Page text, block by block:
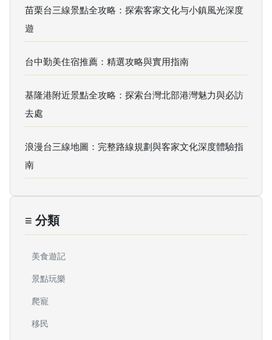
苗栗台三線景點全攻略：探索客家文化与小鎮風光深度
遊
台中勤美住宿推薦：精選攻略與實用指南
基隆港附近景點全攻略：探索台灣北部港灣魅力與必訪
去處
浪漫台三線地圖：完整路線規劃與客家文化深度體驗指
南
≡ 分類
美食遊記
景點玩樂
爬寵
移民